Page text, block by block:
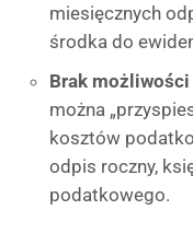
miesięcznych
środka do
Brak
można
kosztów
odpis roczny,
podatkowego.